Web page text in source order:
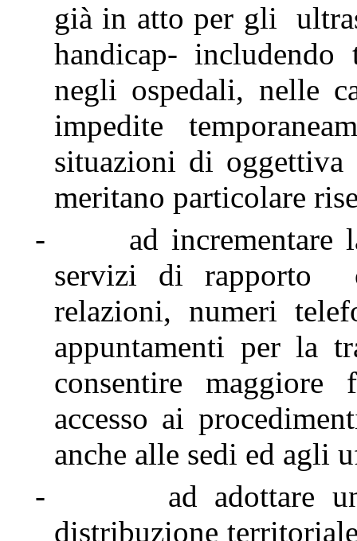
già in atto per gli
handicap-
negli ospedali, nelle
impedite
situazioni di
meritano particolare
-
ad incrementare
servizi di rapporto
relazioni, numeri
appuntamenti per la
consentire
accesso ai
anche alle sedi ed agli
-
ad adottare
distribuzione